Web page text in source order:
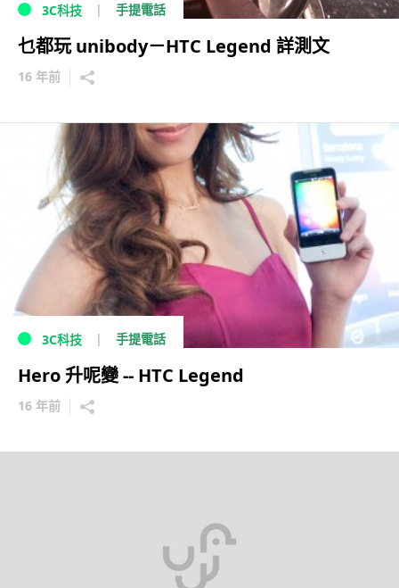
3C科技 手提電話
乜都玩 unibody－HTC Legend 詳測文
16 年前
3C科技 手提電話
Hero 升呢變 -- HTC Legend
16 年前